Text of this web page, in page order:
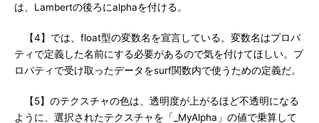
は、Lambertの後ろにalphaを付ける。
【4】では、float型の変数名を宣言している。変数名はプロパ
ティで定義した名前にする必要があるので気を付けてほしい。プ
ロパティで受け取ったデータをsurf関数内で使うための定義だ。
【5】のテクスチャの色は、透明度が上がるほど不透明になる
ように、選択されたテクスチャを「_MyAlpha」の値で乗算して